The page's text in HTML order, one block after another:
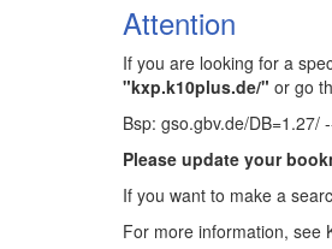
Attention
If you are looking for a
"kxp.k10plus.de/" or go
Bsp: gso.gbv.de/DB=1.27/
Please update your
If you want to make a
For more information, see